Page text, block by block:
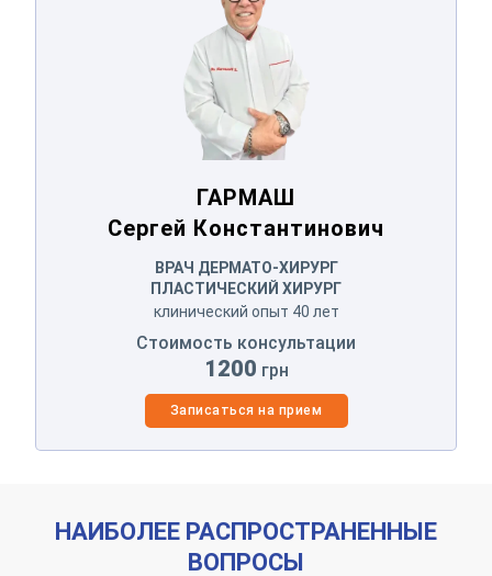
ГАРМАШ
Сергей Константинович
ВРАЧ ДЕРМАТО-ХИРУРГ
ПЛАСТИЧЕСКИЙ ХИРУРГ
клинический опыт 40 лет
Стоимость консультации
1200 грн
Записаться на прием
НАИБОЛЕЕ РАСПРОСТРАНЕННЫЕ
ВОПРОСЫ
Оставьте ваши контактные
Спасибо!
Мы получили ваше обращение.